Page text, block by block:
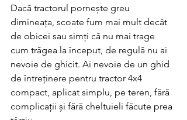
Dacă tractorul pornește greu
dimineața, scoate fum mai mult decât
de obicei sau simți că nu mai trage
cum trăgea la început, de regulă nu ai
nevoie de ghicit. Ai nevoie de un ghid
de întreținere pentru tractor 4x4
compact, aplicat simplu, pe teren, fără
complicații și fără cheltuieli făcute prea